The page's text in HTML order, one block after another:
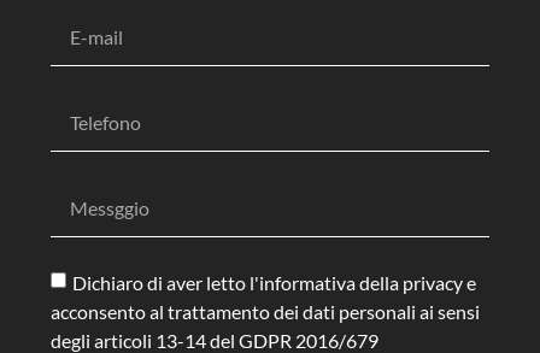
Dichiaro di aver letto l'informativa della privacy e
acconsento al trattamento dei dati personali ai sensi
degli articoli 13-14 del GDPR 2016/679